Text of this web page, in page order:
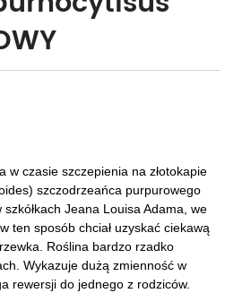
w czasie szczepienia na złotokapie
szczodrzeańca purpurowego
Jeana Louisa Adama, we
ten sposób chciał uzyskać ciekawą
Roślina bardzo rzadko
Wykazuje dużą zmienność w
rewersji do jednego z rodziców.